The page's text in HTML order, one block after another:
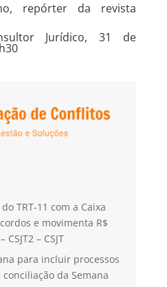
repórter da revista
Jurídico, 31 de
TRT-11 com a Caixa
e movimenta R$
– CSJT
para incluir processos
da Semana